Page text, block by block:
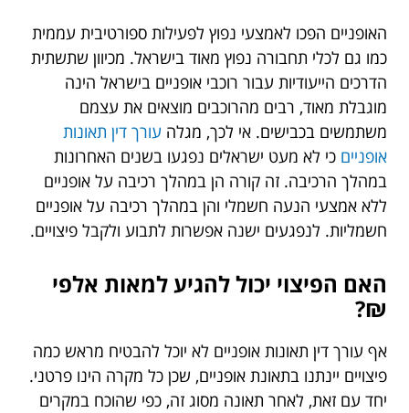
האופניים הפכו לאמצעי נפוץ לפעילות ספורטיבית עממית
כמו גם לכלי תחבורה נפוץ מאוד בישראל. מכיוון שתשתית
הדרכים הייעודיות עבור רוכבי אופניים בישראל הינה
מוגבלת מאוד, רבים מהרוכבים מוצאים את עצמם
משתמשים בכבישים. אי לכך, מגלה עורך דין תאונות
אופניים כי לא מעט ישראלים נפגעו בשנים האחרונות
במהלך הרכיבה. זה קורה הן במהלך רכיבה על אופניים
ללא אמצעי הנעה חשמלי והן במהלך רכיבה על אופניים
חשמליות. לנפגעים ישנה אפשרות לתבוע ולקבל פיצויים.
האם הפיצוי יכול להגיע למאות אלפי
₪?
אף עורך דין תאונות אופניים לא יוכל להבטיח מראש כמה
פיצויים יינתנו בתאונת אופניים, שכן כל מקרה הינו פרטני.
יחד עם זאת, לאחר תאונה מסוג זה, כפי שהוכח במקרים